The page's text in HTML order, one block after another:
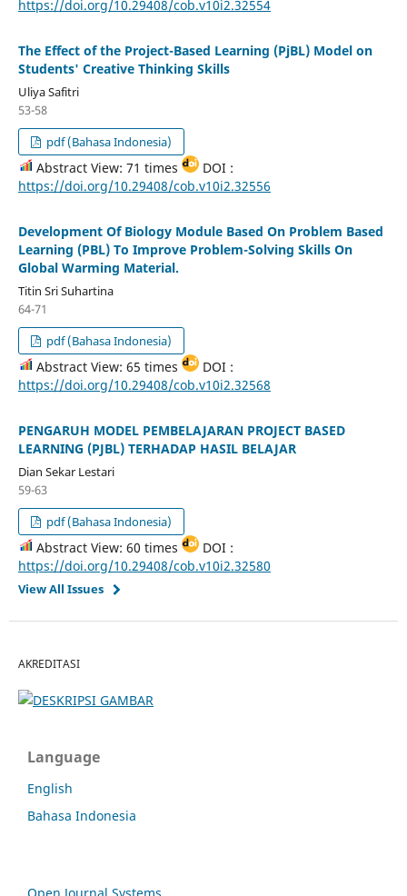
https://doi.org/10.29408/cob.v10i2.32554
The Effect of the Project-Based Learning (PjBL) Model on
Students' Creative Thinking Skills
Uliya Safitri
53-58
pdf (Bahasa Indonesia)
Abstract View: 71 times
DOI :
https://doi.org/10.29408/cob.v10i2.32556
Development Of Biology Module Based On Problem Based
Learning (PBL) To Improve Problem-Solving Skills On
Global Warming Material.
Titin Sri Suhartina
64-71
pdf (Bahasa Indonesia)
Abstract View: 65 times
DOI :
https://doi.org/10.29408/cob.v10i2.32568
PENGARUH MODEL PEMBELAJARAN PROJECT BASED
LEARNING (PJBL) TERHADAP HASIL BELAJAR
Dian Sekar Lestari
59-63
pdf (Bahasa Indonesia)
Abstract View: 60 times
DOI :
https://doi.org/10.29408/cob.v10i2.32580
View All Issues
AKREDITASI
Language
English
Bahasa Indonesia